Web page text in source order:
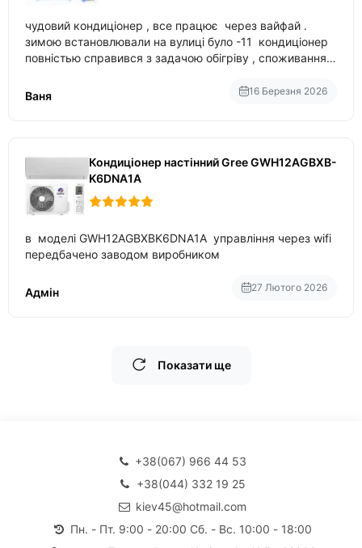
чудовий кондиціонер , все працює через вайфай .
зимою встановлювали на вулиці було -11 кондиціонер
повністью справився з задачою обігріву , споживання
температури
Ваня 16 Березня 2026
Кондиціонер настінний Gree GWH12AGBXB-
K6DNA1A
в моделі GWH12AGBXBK6DNA1A управління через wifi
передбачено заводом виробником
Адмін 27 Лютого 2026
Показати ще
+38(067) 966 44 53
+38(044) 332 19 25
kiev45@hotmail.com
Пн. - Пт. 9:00 - 20:00 Сб. - Вс. 10:00 - 18:00